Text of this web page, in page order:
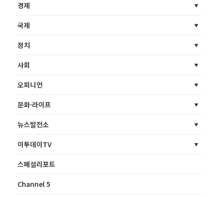
경제
국제
정치
사회
오피니언
문화·라이프
뉴스발전소
이투데이TV
스페셜리포트
Channel 5